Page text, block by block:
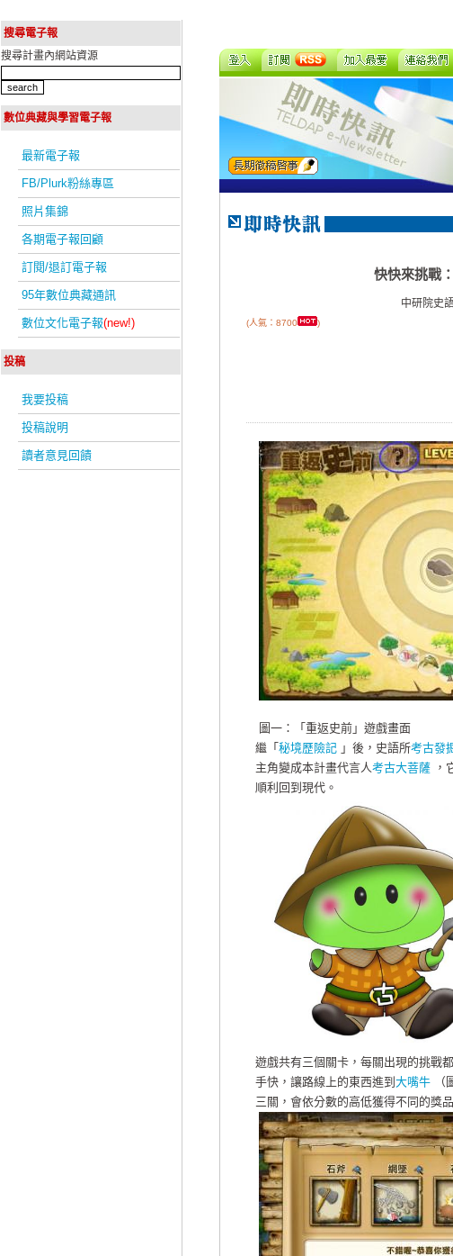
搜尋電子報
搜尋計畫內網站資源
數位典藏與學習電子報
最新電子報
FB/Plurk粉絲專區
照片集錦
各期電子報回顧
訂閱/退訂電子報
95年數位典藏通訊
數位文化電子報(new!)
投稿
我要投稿
投稿說明
讀者意見回饋
快快來挑戰
中研院史
(人氣：8700 )
圖一：「重返史前」遊戲畫面
繼「 秘境歷險記」後，史語所考古發
主角變成本計畫代言人考古大菩薩，
順利回到現代。
遊戲共有三個關卡，每關出現的挑戰
手快，讓路線上的東西進到 大嘴牛（
三關，會依分數的高低獲得不同的獎